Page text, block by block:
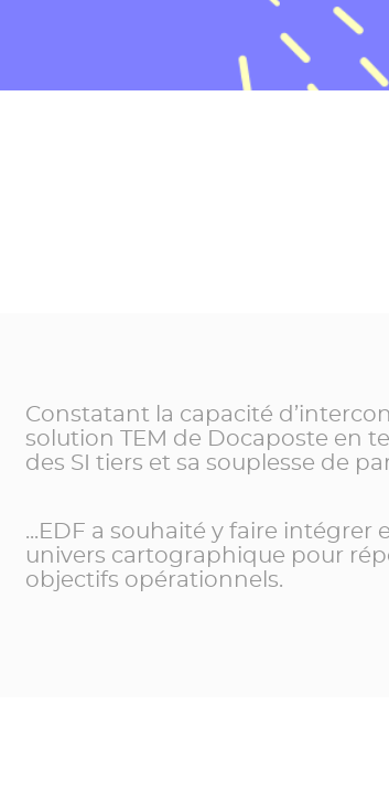
Constatant la capacité
solution TEM de Docaposte en
des SI tiers et sa souplesse de
...EDF a souhaité y faire intégrer
univers cartographique pour
objectifs opérationnels.